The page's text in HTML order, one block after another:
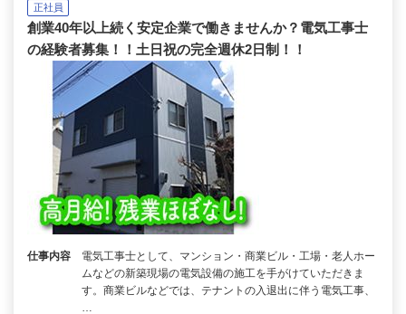
正社員
創業40年以上続く安定企業で働きませんか？電気工事士
の経験者募集！！土日祝の完全週休2日制！！
仕事内容
電気工事士として、マンション・商業ビル・工場・老人ホー
ムなどの新築現場の電気設備の施工を手がけていただきま
す。商業ビルなどでは、テナントの入退出に伴う電気工事、